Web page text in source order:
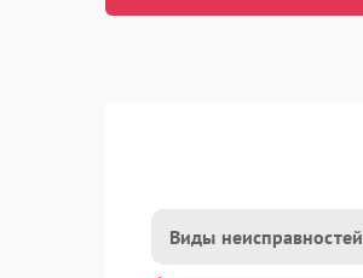
Виды неисправностей